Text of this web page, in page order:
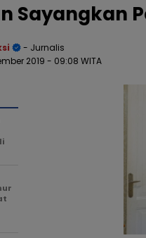
Sayangkan
- Jurnalis
2019 - 09:08 WITA